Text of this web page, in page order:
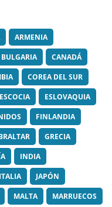
ARMENIA
BULGARIA
CANADÁ
COREA DEL SUR
ESCOCIA
ESLOVAQUIA
FINLANDIA
GRECIA
INDIA
ITALIA
JAPÓN
MALTA MARRUECOS